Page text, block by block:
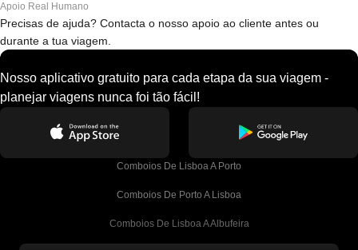
Apoio Real Humano
Precisas de ajuda? Contacta o nosso apoio ao cliente antes ou
durante a tua viagem.
Nosso aplicativo gratuito para cada etapa da sua viagem -
planejar viagens nunca foi tão fácil!
Comboios De Lisboa A Porto
Comboios De Porto A Lisboa
Comboios De Lisboa A Albufeira